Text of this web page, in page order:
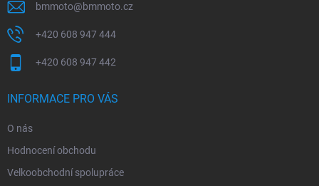
bmmoto@bmmoto.cz
+420 608 947 444
+420 608 947 442
INFORMACE PRO VÁS
O nás
Hodnocení obchodu
Velkoobchodní spolupráce